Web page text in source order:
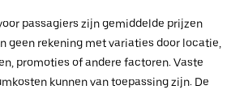
passagiers zijn gemiddelde prijzen
geen rekening met variaties door locatie,
promoties of andere factoren. Vaste
kunnen van toepassing zijn. De